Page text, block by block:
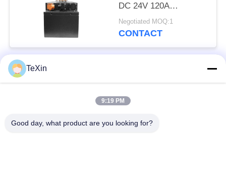
DC 24V 120A
draagbare externe
lithiumbatterie
Negotiated MOQ:1
CONTACT
populaire categorieën
module
TeXin
9:19 PM
Good day, what product are you looking for?